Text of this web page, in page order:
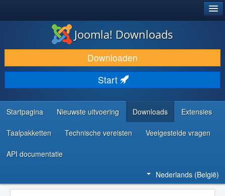
DOWNLOAD & BREID UIT
ONTDEK & LEER
COMMUNITY & ONDERSTEUNING
ONTWIKKELAARSBRONNEN
Joomla! Downloads
Downloaden
Start
Startpagina Nieuwste uitvoering Downloads Extensies
Taalpakketten Technische vereisten Veelgestelde vragen
API documentatie
Nederlands (België)